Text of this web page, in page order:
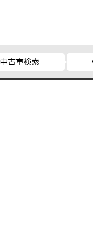
中古車検索